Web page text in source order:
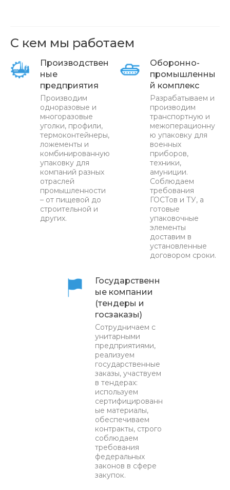
С кем мы работаем
Производствен
ные
предприятия
Производим
одноразовые и
многоразовые
уголки, профили,
термоконтейнеры,
ложементы и
комбинированную
упаковку для
компаний разных
отраслей
промышленности
– от пищевой до
строительной и
других.
Оборонно-
промышленны
й комплекс
Разрабатываем и
производим
транспортную и
межоперационну
ю упаковку для
военных
приборов,
техники,
амуниции.
Соблюдаем
требования
ГОСТов и ТУ, а
готовые
упаковочные
элементы
доставим в
установленные
договором сроки.
Государственн
ые компании
(тендеры и
госзаказы)
Сотрудничаем с
унитарными
предприятиями,
реализуем
государственные
заказы, участвуем
в тендерах:
используем
сертифицированн
ые материалы,
обеспечиваем
контракты, строго
соблюдаем
требования
федеральных
законов в сфере
закупок.